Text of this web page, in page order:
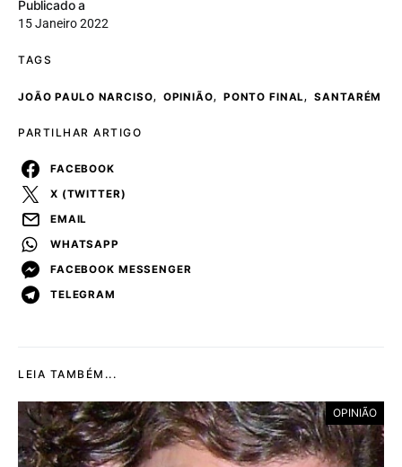
Publicado a
15 Janeiro 2022
TAGS
JOÃO PAULO NARCISO, OPINIÃO, PONTO FINAL, SANTARÉM
PARTILHAR ARTIGO
FACEBOOK
X (TWITTER)
EMAIL
WHATSAPP
FACEBOOK MESSENGER
TELEGRAM
LEIA TAMBÉM...
OPINIÃO